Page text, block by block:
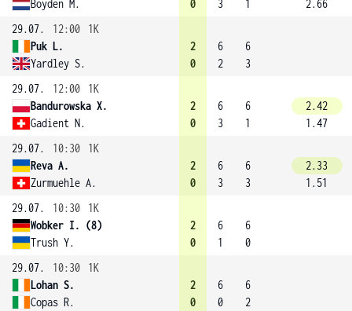
Boyden M. 0 3 1
2.66
29.07.
12:00
1K
Puk L.
Yardley S.
2
0
6
2
6
3
29.07.
12:00
1K
Bandurowska X.
Gadient N.
2
0
6
3
6
1
2.42
1.47
29.07.
10:30
1K
Reva A.
Zurmuehle A.
2
0
6
3
6
3
2.33
1.51
29.07.
10:30
1K
Wobker I. (8)
Trush Y.
2
0
6
1
6
0
29.07.
10:30
1K
Lohan S.
Copas R.
2
0
6
0
6
2